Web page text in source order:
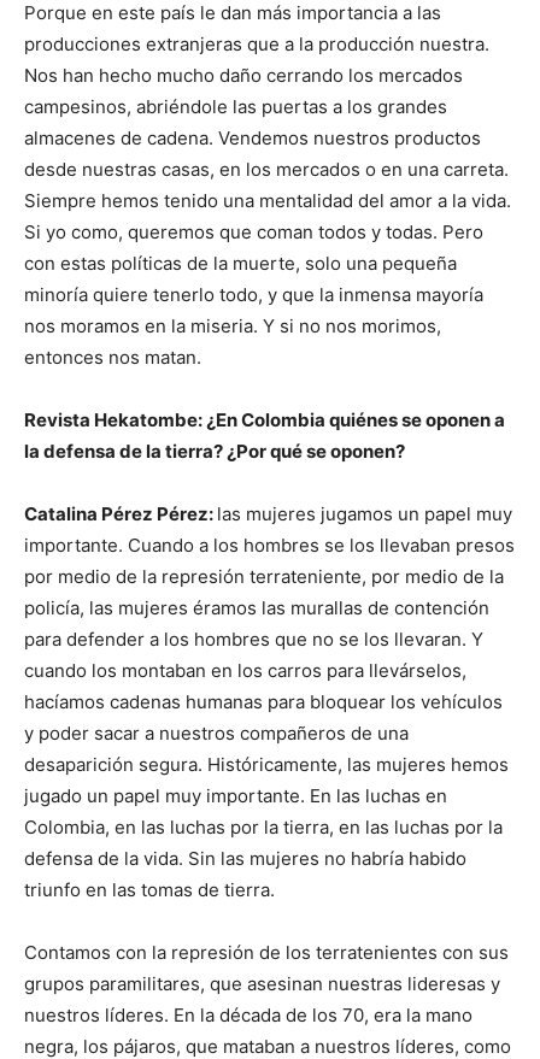
Porque en este país le dan más importancia a las
producciones extranjeras que a la producción nuestra.
Nos han hecho mucho daño cerrando los mercados
campesinos, abriéndole las puertas a los grandes
almacenes de cadena. Vendemos nuestros productos
desde nuestras casas, en los mercados o en una carreta.
Siempre hemos tenido una mentalidad del amor a la vida.
Si yo como, queremos que coman todos y todas. Pero
con estas políticas de la muerte, solo una pequeña
minoría quiere tenerlo todo, y que la inmensa mayoría
nos moramos en la miseria. Y si no nos morimos,
entonces nos matan.
Revista Hekatombe: ¿En Colombia quiénes se oponen a
la defensa de la tierra? ¿Por qué se oponen?
Catalina Pérez Pérez: las mujeres jugamos un papel muy
importante. Cuando a los hombres se los llevaban presos
por medio de la represión terrateniente, por medio de la
policía, las mujeres éramos las murallas de contención
para defender a los hombres que no se los llevaran. Y
cuando los montaban en los carros para llevárselos,
hacíamos cadenas humanas para bloquear los vehículos
y poder sacar a nuestros compañeros de una
desaparición segura. Históricamente, las mujeres hemos
jugado un papel muy importante. En las luchas en
Colombia, en las luchas por la tierra, en las luchas por la
defensa de la vida. Sin las mujeres no habría habido
triunfo en las tomas de tierra.
Contamos con la represión de los terratenientes con sus
grupos paramilitares, que asesinan nuestras lideresas y
nuestros líderes. En la década de los 70, era la mano
negra, los pájaros, que mataban a nuestros líderes, como